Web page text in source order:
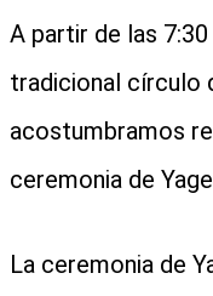
A partir de las
tradicional círculo
acostumbramos
ceremonia de
La ceremonia de